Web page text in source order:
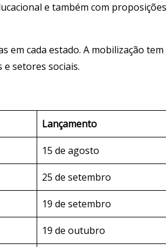
e também com
em cada estado. A mobilização
setores sociais.
Lançamento
15 de agosto
25 de setembro
19 de setembro
19 de outubro